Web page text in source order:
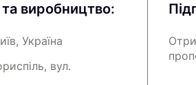
виробництво:
Україна
вул.